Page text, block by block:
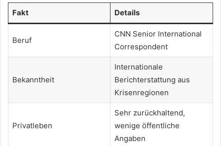
Fakt Details
Beruf
CNN Senior International
Correspondent
Bekanntheit
Internationale
Berichterstattung aus
Krisenregionen
Privatleben
Sehr zurückhaltend,
wenige öffentliche
Angaben